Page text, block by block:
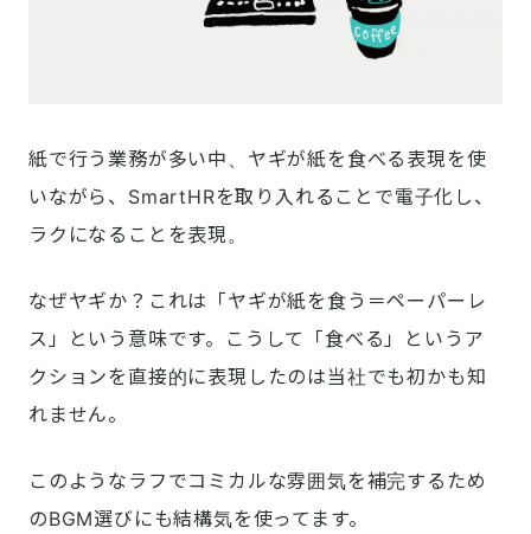
紙で行う業務が多い中、ヤギが紙を食べる表現を使
いながら、SmartHRを取り入れることで電子化し、
ラクになることを表現。
なぜヤギか？これは「ヤギが紙を食う＝ペーパーレ
ス」という意味です。こうして「食べる」というア
クションを直接的に表現したのは当社でも初かも知
れません。
このようなラフでコミカルな雰囲気を補完するため
のBGM選びにも結構気を使ってます。